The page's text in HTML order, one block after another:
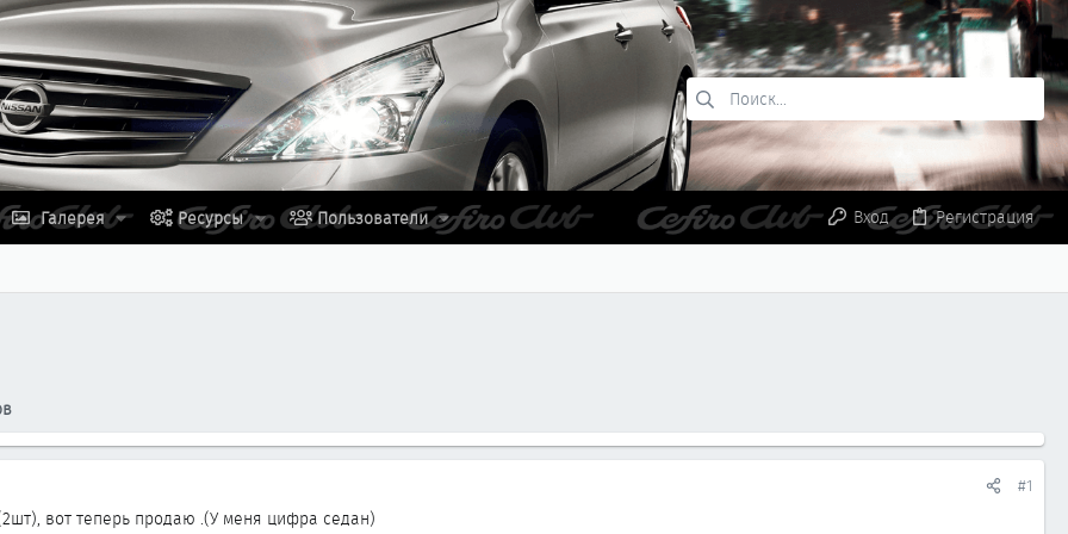
Галерея Ресурсы Пользователи Вход Регистрация
#1
вот теперь продаю .(У меня цифра седан)